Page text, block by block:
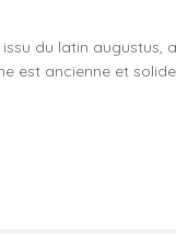
du latin augustus,
est ancienne et